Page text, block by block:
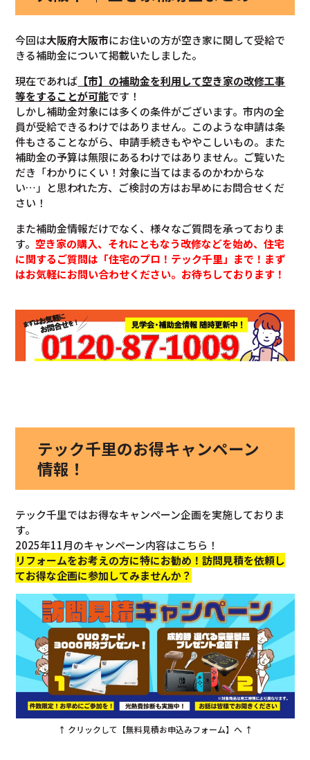
今回は大阪府大阪市にお住いの方が空き家に関して受給で
きる補助金について掲載いたしました。
現在であれば 【市】の補助金を利用して空き家の改修工事
等をすることが可能です！
しかし補助金対象には多くの条件がございます。市内の全
員が受給できるわけではありません。このような申請は条
件もさることながら、申請手続きもややこしいもの。また
補助金の予算は無限にあるわけではありません。ご覧いた
だき「わかりにくい！対象に当てはまるのかわからな
い…」と思われた方、ご検討の方はお早めにお問合せくだ
さい！
また補助金情報だけでなく、様々なご質問を承っておりま
す。空き家の購入、それにともなう改修などを始め、住宅
に関するご質問は「住宅のプロ！テック千里」まで！まず
はお気軽にお問い合わせください。お待ちしております！
テック千里のお得キャンペーン
情報！
テック千里ではお得なキャンペーン企画を実施しておりま
す。
2025年11月のキャンペーン内容はこちら！
リフォームをお考えの方に特にお勧め！訪問見積を依頼し
てお得な企画に参加してみませんか？
↑ クリックして【無料見積お申込みフォーム】へ ↑